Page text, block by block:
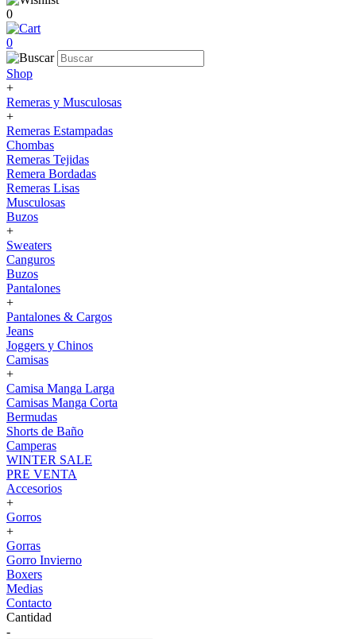
0
0
Shop
+
Remeras y Musculosas
+
Remeras Estampadas
Chombas
Remeras Tejidas
Remera Bordadas
Remeras Lisas
Musculosas
Buzos
+
Sweaters
Canguros
Buzos
Pantalones
+
Pantalones & Cargos
Jeans
Joggers y Chinos
Camisas
+
Camisa Manga Larga
Camisas Manga Corta
Bermudas
Shorts de Baño
Camperas
WINTER SALE
PRE VENTA
Accesorios
+
Gorros
+
Gorras
Gorro Invierno
Boxers
Medias
Contacto
Cantidad
-